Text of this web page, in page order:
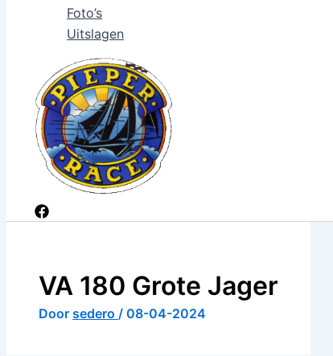
Foto’s
Uitslagen
VA 180 Grote Jager
Door sedero / 08-04-2024